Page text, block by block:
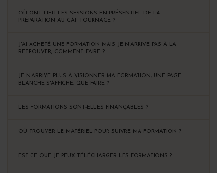
OÙ ONT LIEU LES SESSIONS EN PRÉSENTIEL DE LA
PRÉPARATION AU CAP TOURNAGE ?
J'AI ACHETÉ UNE FORMATION MAIS JE N'ARRIVE PAS À LA
RETROUVER, COMMENT FAIRE ?
JE N'ARRIVE PLUS À VISIONNER MA FORMATION, UNE PAGE
BLANCHE S'AFFICHE, QUE FAIRE ?
LES FORMATIONS SONT-ELLES FINANÇABLES ?
OÙ TROUVER LE MATÉRIEL POUR SUIVRE MA FORMATION ?
EST-CE QUE JE PEUX TÉLÉCHARGER LES FORMATIONS ?